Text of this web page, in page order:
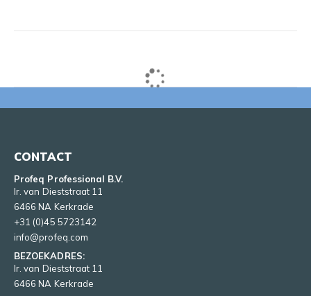
CONTACT
Profeq Professional B.V.
Ir. van Dieststraat 11
6466 NA Kerkrade
+31 (0)45 5723142
info@profeq.com
BEZOEKADRES:
Ir. van Dieststraat 11
6466 NA Kerkrade